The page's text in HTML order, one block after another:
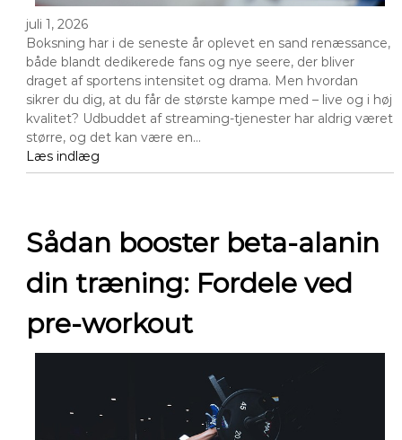
juli 1, 2026
Boksning har i de seneste år oplevet en sand renæssance,
både blandt dedikerede fans og nye seere, der bliver
draget af sportens intensitet og drama. Men hvordan
sikrer du dig, at du får de største kampe med – live og i høj
kvalitet? Udbuddet af streaming-tjenester har aldrig været
større, og det kan være en…
Læs indlæg
Sådan booster beta-alanin
din træning: Fordele ved
pre-workout